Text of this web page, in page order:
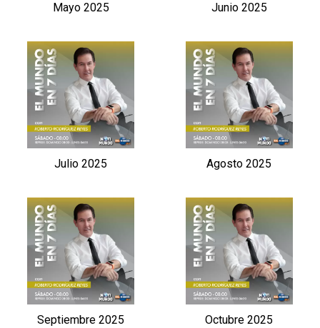
Mayo 2025 Junio 2025
Julio 2025 Agosto 2025
Septiembre 2025 Octubre 2025